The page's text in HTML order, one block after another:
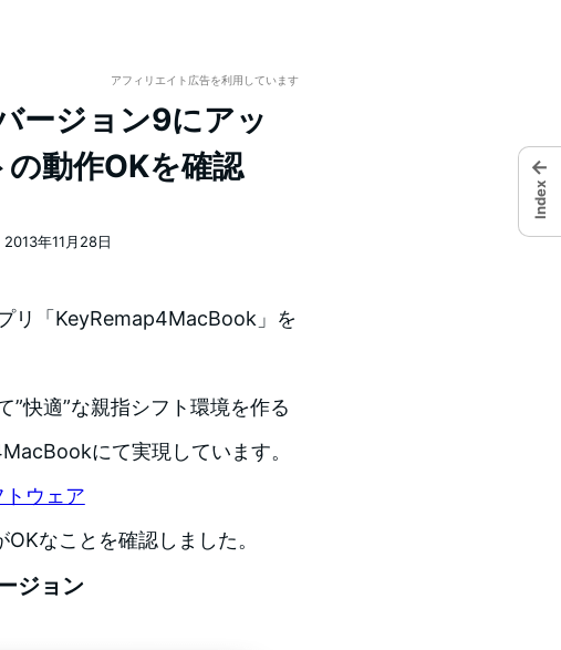
アフィリエイト広告を利用しています
ージョン9にアッ
動作OKを確認
2013年11月28日
リ「KeyRemap4MacBook」を
快適”な親指シフト環境を作る
にて実現しています。
トウェア
なことを確認しました。
ジョン
←
Index